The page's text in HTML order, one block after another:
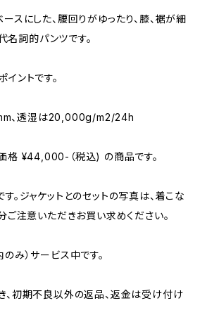
スにした、腰回りがゆったり、膝、裾が細
名詞的パンツです。
ントです。
、透湿は20,000g/m2/24h
格 ¥44,000-（税込) の商品です。
。ジャケットとのセットの写真は、着こな
ご注意いただきお買い求めください。
み）サービス中です。
初期不良以外の返品、返金は受け付け